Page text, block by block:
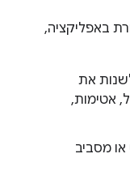
באפליקציה,
את
אטימות,
מסביב